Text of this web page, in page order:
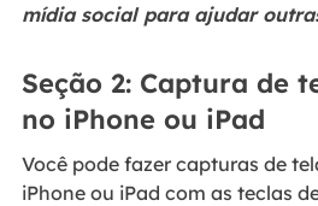
mídia social para ajudar
Seção 2: Captura de
no iPhone ou iPad
Você pode fazer capturas de
iPhone ou iPad com as teclas